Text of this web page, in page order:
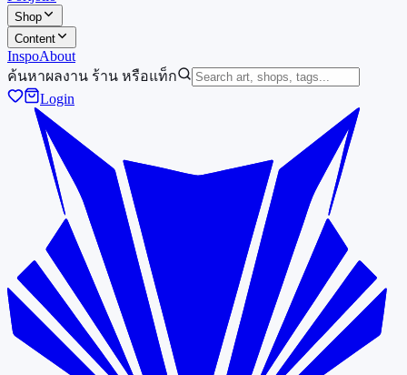
Shop
Content
InspoAbout
ค้นหาผลงาน ร้าน หรือแท็ก
Login